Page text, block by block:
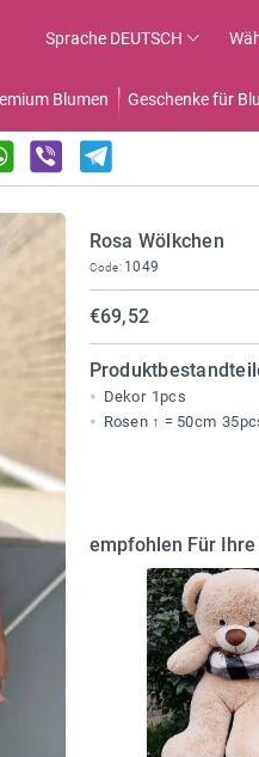
Sprache DEUTSCH
Blumen Geschenke für
Rosa Wölkchen
Code: 1049
€69,52
Dekor 1pcs
Rosen ↑ = 50cm
empfohlen Für